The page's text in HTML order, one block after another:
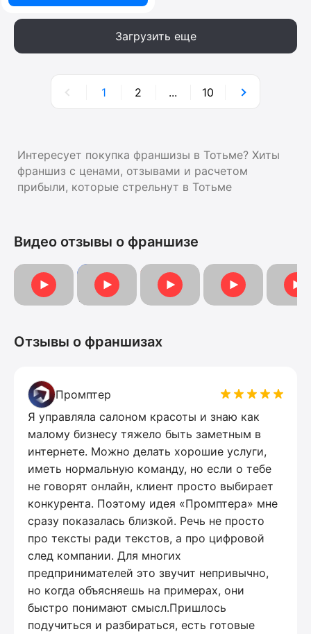
Загрузить еще
1 2 ... 10
Интересует покупка франшизы в Тотьме? Хиты
франшиз с ценами, отзывами и расчетом
прибыли, которые стрельнут в Тотьме
Видео отзывы о франшизе
Видеоотзыв от Ольги
Отзыв
Видеоотзыв от Марии
Видеоотзыв
Отзывы о франшизах
Промптер
Я управляла салоном красоты и знаю как
малому бизнесу тяжело быть заметным в
интернете. Можно делать хорошие услуги,
иметь нормальную команду, но если о тебе
не говорят онлайн, клиент просто выбирает
конкурента. Поэтому идея «Промптера» мне
сразу показалась близкой. Речь не просто
про тексты ради текстов, а про цифровой
след компании. Для многих
предпринимателей это звучит непривычно,
но когда объясняешь на примерах, они
быстро понимают смысл.Пришлось
подучиться и разбираться, есть готовые